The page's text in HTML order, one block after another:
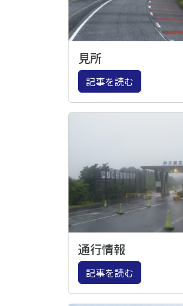
見所
記事を読む
通行情報
記事を読む